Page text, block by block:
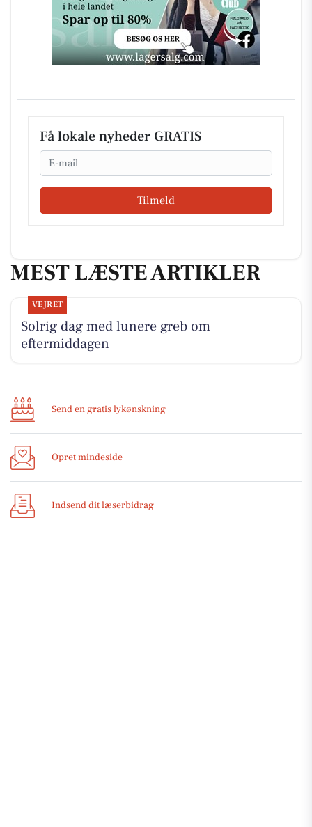
Få lokale nyheder GRATIS
Email
Tilmeld
MEST LÆSTE ARTIKLER
VEJRET
Solrig dag med lunere greb om
eftermiddagen
Send en gratis lykønskning
Opret mindeside
Indsend dit læserbidrag